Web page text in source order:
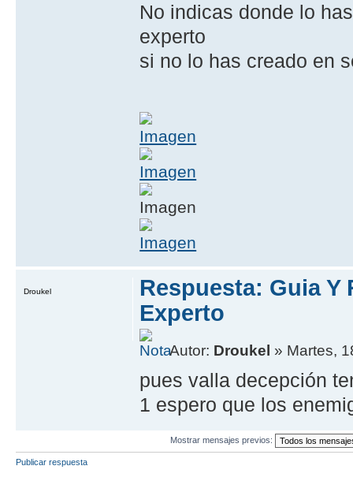
No indicas donde lo
experto
si no lo has creado en
Respuesta: Guia Y
Experto
Autor: Droukel » Martes,
pues valla decepción
1 espero que los
Droukel
Mostrar mensajes previos:
Publicar respuesta